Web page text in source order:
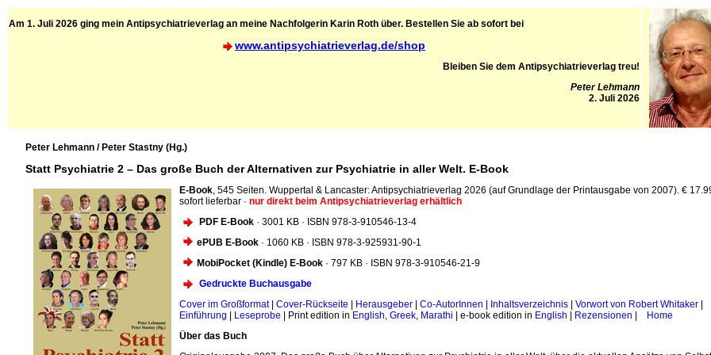
Am 1. Juli 2026 ging mein Antipsychiatrieverlag an meine Nachfolgerin Karin Roth über. Bestellen Sie ab sofort bei
www.antipsychiatrieverlag.de/shop
Bleiben Sie dem Antipsychiatrieverlag treu!
Peter Lehmann
2. Juli 2026
Peter Lehmann / Peter Stastny (Hg.)
Statt Psychiatrie 2 – Das große Buch der Alternativen zur Psychiatrie in aller Welt. E-Book
E-Book, 545 Seiten. Wuppertal & Lancaster: Antipsychiatrieverlag 2026 (auf Grundlage der Printausgabe von 2007). €
sofort lieferbar · nur direkt beim Antipsychiatrieverlag erhältlich
PDF E-Book · 3001 KB · ISBN 978-3-910546-13-4
ePUB E-Book · 1060 KB · ISBN 978-3-925931-90-1
MobiPocket (Kindle) E-Book · 797 KB · ISBN 978-3-910546-21-9
Gedruckte Buchausgabe
Cover im Großformat| Cover-Rückseite Herausgeber Co-AutorInnen Inhaltsverzeichnis Vorwort von Robert Whitaker
Einführung
Leseprobe | Print edition in English, Greek, Marathi | e-book edition in English Rezensionen
Home
Über das Buch